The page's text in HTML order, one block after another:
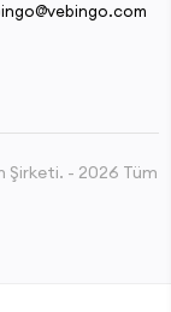
Şirketi. - 2026 Tüm